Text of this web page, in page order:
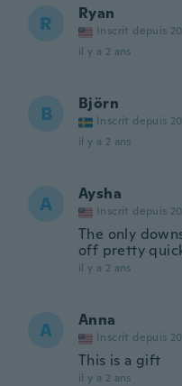
R Ryan
Inscrit depuis
il y a 2 ans
B Björn
Inscrit depuis
il y a 2 ans
A Aysha
Inscrit depuis
The only
off pretty
il y a 2 ans
A Anna
Inscrit depuis
This is a gift
il y a 2 ans